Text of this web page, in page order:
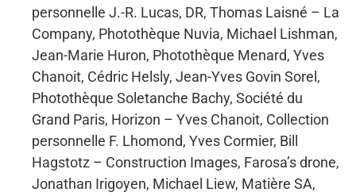
personnelle J.-R. Lucas, DR, Thomas Laisné – La
Company, Photothèque Nuvia, Michael Lishman,
Jean-Marie Huron, Photothèque Menard, Yves
Chanoit, Cédric Helsly, Jean-Yves Govin Sorel,
Photothèque Soletanche Bachy, Société du
Grand Paris, Horizon – Yves Chanoit, Collection
personnelle F. Lhomond, Yves Cormier, Bill
Hagstotz – Construction Images, Farosa’s drone,
Jonathan Irigoyen, Michael Liew, Matière SA,